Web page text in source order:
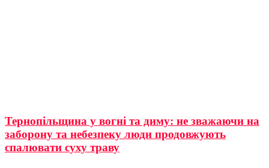
Тернопільщина у вогні та диму: не зважаючи на
заборону та небезпеку люди продовжують
спалювати суху траву